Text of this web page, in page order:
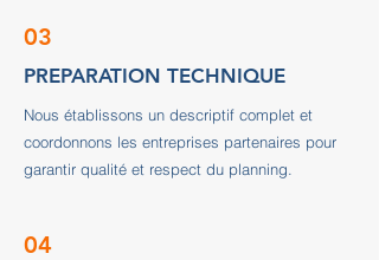
03
PREPARATION TECHNIQUE
Nous établissons un descriptif complet et
coordonnons les entreprises partenaires pour
garantir qualité et respect du planning.
04